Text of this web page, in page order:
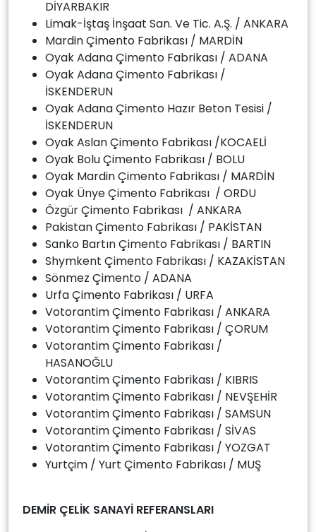
DİYARBAKIR
Limak-İştaş İnşaat San. Ve Tic. A.Ş. / ANKARA
Mardin Çimento Fabrikası / MARDİN
Oyak Adana Çimento Fabrikası / ADANA
Oyak Adana Çimento Fabrikası /
İSKENDERUN
Oyak Adana Çimento Hazır Beton Tesisi /
İSKENDERUN
Oyak Aslan Çimento Fabrikası /KOCAELİ
Oyak Bolu Çimento Fabrikası / BOLU
Oyak Mardin Çimento Fabrikası / MARDİN
Oyak Ünye Çimento Fabrikası / ORDU
Özgür Çimento Fabrikası / ANKARA
Pakistan Çimento Fabrikası / PAKİSTAN
Sanko Bartın Çimento Fabrikası / BARTIN
Shymkent Çimento Fabrikası / KAZAKİSTAN
Sönmez Çimento / ADANA
Urfa Çimento Fabrikası / URFA
Votorantim Çimento Fabrikası / ANKARA
Votorantim Çimento Fabrikası / ÇORUM
Votorantim Çimento Fabrikası /
HASANOĞLU
Votorantim Çimento Fabrikası / KIBRIS
Votorantim Çimento Fabrikası / NEVŞEHİR
Votorantim Çimento Fabrikası / SAMSUN
Votorantim Çimento Fabrikası / SİVAS
Votorantim Çimento Fabrikası / YOZGAT
Yurtçim / Yurt Çimento Fabrikası / MUŞ
DEMİR ÇELİK SANAYİ REFERANSLARI